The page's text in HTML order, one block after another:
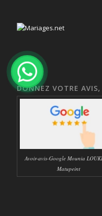
DONNEZ VOTRE
Avoir-avis-Google Mounia
Matupeint